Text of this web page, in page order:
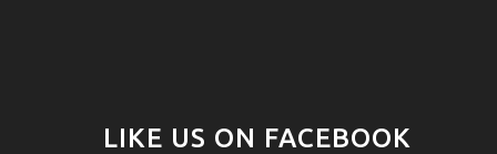
LIKE US ON FACEBOOK